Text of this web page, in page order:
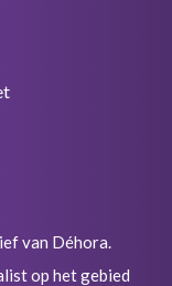
van Déhora.
op het gebied